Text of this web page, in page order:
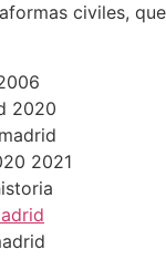
civiles,